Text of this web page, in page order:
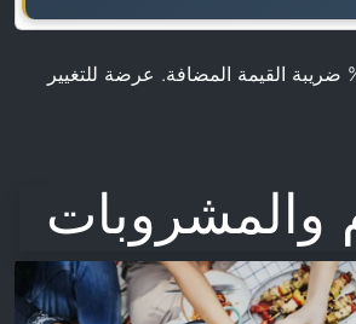
والمشروبات